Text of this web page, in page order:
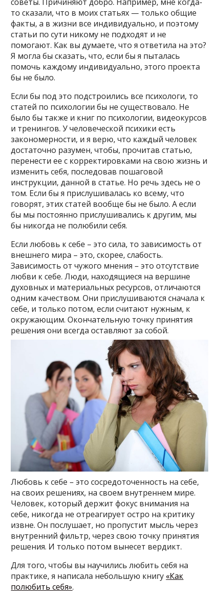
то сказали, что в моих статьях — только общие
факты, а в жизни все индивидуально, и поэтому
статьи по сути никому не подходят и не
помогают. Как вы думаете, что я ответила на это?
Я могла бы сказать, что, если бы я пыталась
помочь каждому индивидуально, этого проекта
бы не было.
Если бы под это подстроились все психологи, то
статей по психологии бы не существовало. Не
было бы также и книг по психологии, видеокурсов
и тренингов. У человеческой психики есть
закономерности, и я верю, что каждый человек
достаточно разумен, чтобы, прочитав статью,
перенести ее с корректировками на свою жизнь и
изменить себя, последовав пошаговой
инструкции, данной в статье. Но речь здесь не о
том. Если бы я прислушивалась ко всему, что
говорят, этих статей вообще бы не было. А если
бы мы постоянно прислушивались к другим, мы
бы никогда не полюбили себя.
Если любовь к себе – это сила, то зависимость от
внешнего мира – это, скорее, слабость.
Зависимость от чужого мнения – это отсутствие
любви к себе. Люди, находящиеся на вершине
духовных и материальных ресурсов, отличаются
одним качеством. Они прислушиваются сначала к
себе, и только потом, если считают нужным, к
окружающим. Окончательную точку принятия
решения они всегда оставляют за собой.
Любовь к себе – это сосредоточенность на себе,
на своих решениях, на своем внутреннем мире.
Человек, который держит фокус внимания на
себе, никогда не отреагирует остро на критику
извне. Он послушает, но пропустит мысль через
внутренний фильтр, через свою точку принятия
решения. И только потом вынесет вердикт.
Для того, чтобы вы научились любить себя на
практике, я написала небольшую книгу «Как
полюбить себя».